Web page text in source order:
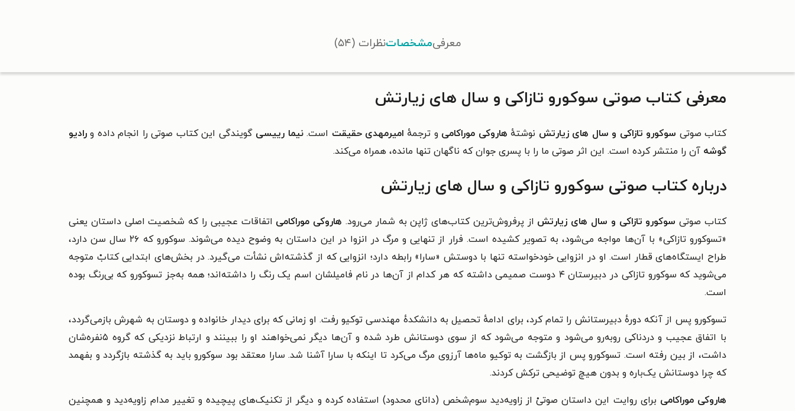
معرفیمشخصاتنظرات (۵۴)
معرفی کتاب صوتی سوکورو تازاکی و سال های زیارتش
کتاب صوتی سوکورو تازاکی و سال های زیارتش نوشتهٔ هاروکی موراکامی و ترجمهٔ امیرمهدی حقیقت است.نیما رییسی گویندگی این کتاب صوتی را انجام داده و رادیو
گوشه آن را منتشر کرده است. این اثر صوتی ما را با پسری جوان که ناگهان تنها مانده، همراه می‌کند.
درباره کتاب صوتی سوکورو تازاکی و سال های زیارتش
کتاب صوتی سوکورو تازاکی و سال های زیارتش از پرفروش‌ترین کتاب‌های ژاپن به شمار می‌رود. هاروکی موراکامی اتفاقات عجیبی را که شخصیت اصلی داستان یعنی
«تسوکوروتازاکی» با آن‌ها مواجه می‌شود، به تصویر کشیده است. فرار از تنهایی و مرگ در انزوا در این داستان به وضوح دیده می‌شوند.
سوکورو که ۲۶ سال سن دارد،
طراح ایستگاه‌های قطار است. او در انزوایی خودخواسته تنها با دوستش «سارا» رابطه دارد؛ انزوایی که از گذشته‌اش نشأت می‌گیرد.در بخش‌های ابتدایی کتابْ متوجه
می‌شوید که سوکورو تازاکی در دبیرستان ۴ دوست صمیمی داشته که هر کدام از آن‌ها در نام فامیلشان اسم یک رنگ را داشته‌اند؛ همه به‌جز تسوکورو که بی‌رنگ بوده
است.
تسوکورو پس از آنکه دورهٔ دبیرستانش را تمام کرد، برای ادامه‌ٔ تحصیل به دانشکده‌ٔ مهندسی توکیو رفت. او زمانی که برای دیدار خانواده و دوستان به شهرش بازمی‌گردد،
با اتفاق عجیب و دردناکی رو‌به‌رو می‌شود و متوجه می‌شود که از سوی دوستانش طرد شده و آن‌ها دیگر نمی‌خواهند او را ببینند و ارتباط نزدیکی که گروه ۵نفره‌شان
داشت، از بین رفته است. تسوکورو پس از بازگشت به توکیو ماه‌ها آرزوی مرگ می‌کرد تا اینکه با سارا آشنا شد. سارا معتقد بود سوکورو باید به گذشته بازگردد و بفهمد
که چرا دوستانش یک‌باره و بدون هیچ توضیحی ترکش کردند.
هاروکی موراکامی برای روایت این داستان صوتیْ از زاویه‌دید سوم‌شخص (دانای محدود) استفاده کرده و دیگر از تکنیک‌های پیچیده و تغییر مدام زاویه‌دید و همچنین